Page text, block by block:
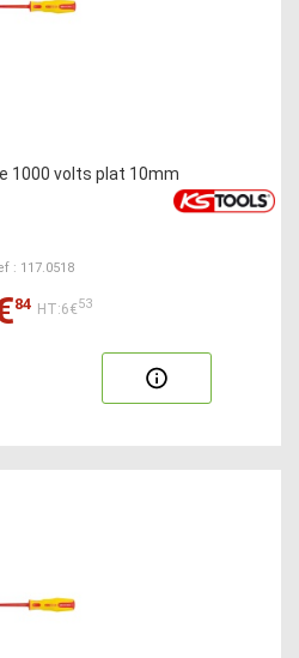
1000 volts plat 10mm
: 117.0518
84 HT:6€53